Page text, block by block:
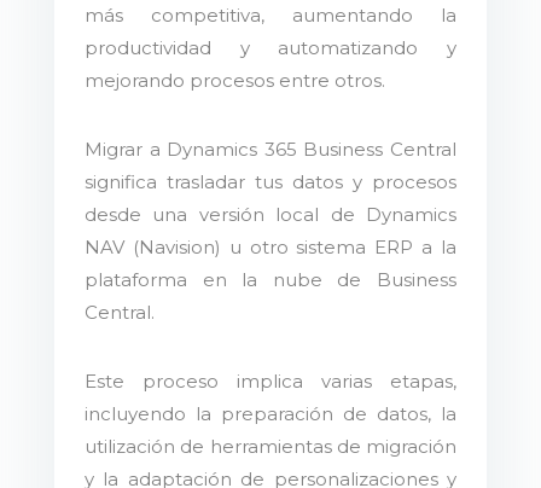
más competitiva, aumentando la
productividad y automatizando y
mejorando procesos entre otros.
Migrar a Dynamics 365 Business Central
significa trasladar tus datos y procesos
desde una versión local de Dynamics
NAV (Navision) u otro sistema ERP a la
plataforma en la nube de Business
Central.
Este proceso implica varias etapas,
incluyendo la preparación de datos, la
utilización de herramientas de migración
y la adaptación de personalizaciones y